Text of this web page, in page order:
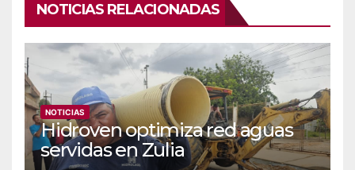
NOTICIAS RELACIONADAS
NOTICIAS
Hidroven optimiza red aguas
servidas en Zulia